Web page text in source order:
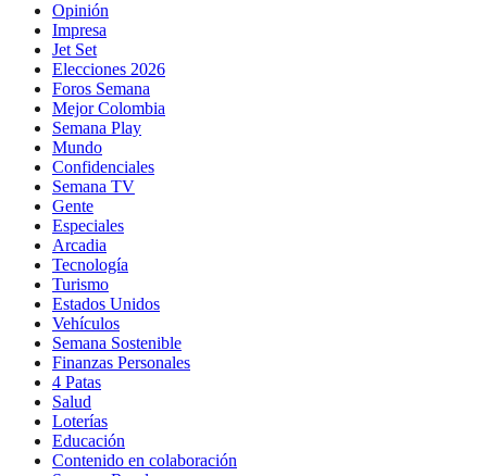
Opinión
Impresa
Jet Set
Elecciones 2026
Foros Semana
Mejor Colombia
Semana Play
Mundo
Confidenciales
Semana TV
Gente
Especiales
Arcadia
Tecnología
Turismo
Estados Unidos
Vehículos
Semana Sostenible
Finanzas Personales
4 Patas
Salud
Loterías
Educación
Contenido en colaboración